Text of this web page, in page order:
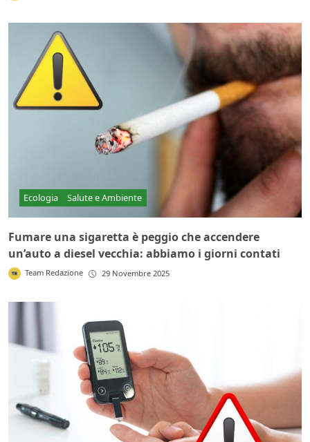
Ecologia Salute e Ambiente
Fumare una sigaretta è peggio che accendere
un’auto a diesel vecchia: abbiamo i giorni contati
Team Redazione 29 Novembre 2025